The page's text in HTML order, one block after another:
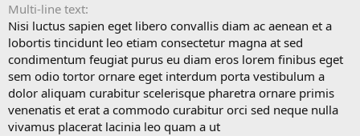
b
y
e
d
a
t
e
Multi-line text
Nisi luctus sapien eget libero convallis diam ac aenean et a
lobortis tincidunt leo etiam consectetur magna at sed
condimentum feugiat purus eu diam eros lorem finibus eget
sem odio tortor ornare eget interdum porta vestibulum a
dolor aliquam curabitur scelerisque pharetra ornare primis
venenatis et erat a commodo curabitur orci sed neque nulla
vivamus placerat lacinia leo quam a ut